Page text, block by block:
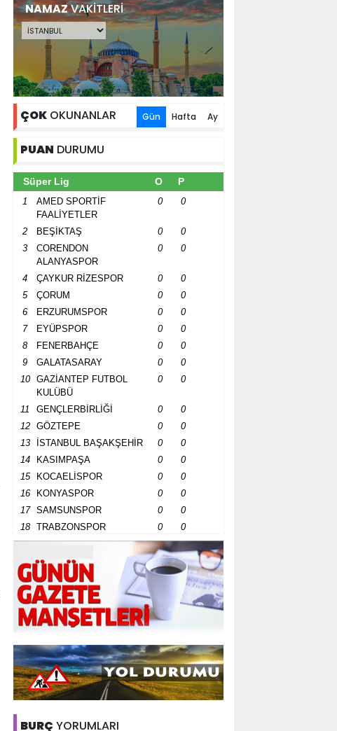
NAMAZVAKİTLERİ
ÇOK OKUNANLAR Gün Hafta Ay
PUAN DURUMU
Süper Lig O P
1
AMED SPORTİF
FAALİYETLER
0 0
2 BEŞİKTAŞ 0
0
3
CORENDON
ALANYASPOR
0 0
4 ÇAYKUR RİZESPOR 0
0
5
ÇORUM 0
0
6
ERZURUMSPOR 0
0
7
EYÜPSPOR 0
0
8
FENERBAHÇE 0
0
9
GALATASARAY 0
0
10
GAZİANTEP FUTBOL
KULÜBÜ
0 0
11 GENÇLERBİRLİĞİ 0
0
12
GÖZTEPE 0
0
13
İSTANBUL BAŞAKŞEHİR 0
0
14
KASIMPAŞA 0
0
15
KOCAELİSPOR 0
0
16
KONYASPOR 0
0
17
SAMSUNSPOR 0
0
18
TRABZONSPOR 0 0
BURÇ YORUMLARI